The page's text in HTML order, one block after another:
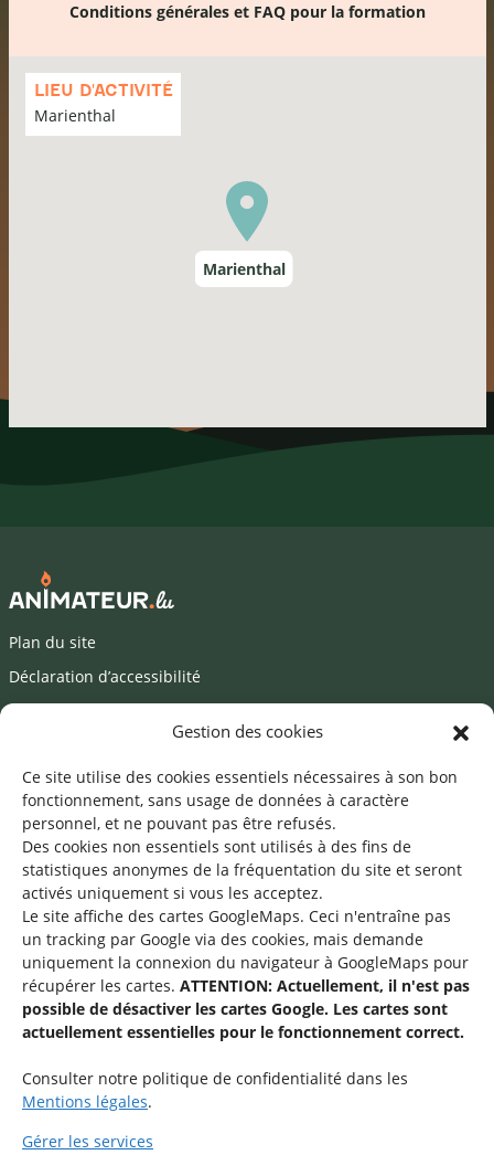
Gestion des cookies
Ce site utilise des cookies essentiels nécessaires à son bon
fonctionnement, sans usage de données à caractère
personnel, et ne pouvant pas être refusés.
Des cookies non essentiels sont utilisés à des fins de
statistiques anonymes de la fréquentation du site et seront
activés uniquement si vous les acceptez.
Le site affiche des cartes GoogleMaps. Ceci n'entraîne pas
un tracking par Google via des cookies, mais demande
uniquement la connexion du navigateur à GoogleMaps pour
récupérer les cartes. ATTENTION: Actuellement, il n'est pas
possible de désactiver les cartes Google. Les cartes sont
actuellement essentielles pour le fonctionnement correct.
Consulter notre politique de confidentialité dans les
Mentions légales.
Gérer les services
Conditions générales et FAQ pour la formation
LIEU D'ACTIVITÉ
Marienthal
Passer
carte
Marienthal
Plan du site
Déclaration d’accessibilité
Mentions légales
Une offre du
Service national de la jeunesse
48-50 rue Charles Martel